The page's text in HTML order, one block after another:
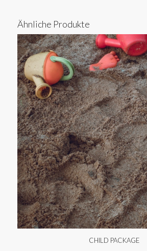
Ähnliche Produkte
CHILD PACKAGE